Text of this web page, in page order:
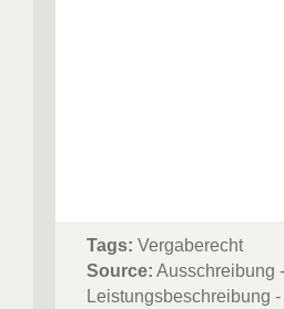
Tags: Vergaberecht
Source: Ausschreibung
Leistungsbeschreibung